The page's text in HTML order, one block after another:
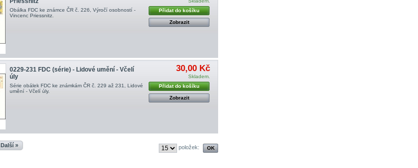
Obálka FDC ke známce ČR č. 226, Výročí osobností -
Vincenc Priessnitz .
Přidat do košíku
Zobrazit
0229-231 FDC (série) - Lidové umění - Včelí
úly
Série obálek FDC ke známkám ČR č. 229 až 231, Lidové
umění - Včelí úly .
30,00 Kč
Skladem.
Přidat do košíku
Zobrazit
Další » položek: